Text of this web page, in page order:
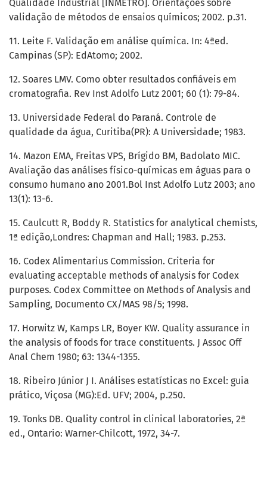
Qualidade Industrial [INMETRO]. Orientações sobre
validação de métodos de ensaios químicos; 2002. p.31.
11. Leite F. Validação em análise química. In: 4ªed.
Campinas (SP): EdAtomo; 2002.
12. Soares LMV. Como obter resultados confiáveis em
cromatografia. Rev Inst Adolfo Lutz 2001; 60 (1): 79-84.
13. Universidade Federal do Paraná. Controle de
qualidade da água, Curitiba(PR): A Universidade; 1983.
14. Mazon EMA, Freitas VPS, Brígido BM, Badolato MIC.
Avaliação das análises físico-químicas em águas para o
consumo humano ano 2001.Bol Inst Adolfo Lutz 2003; ano
13(1): 13-6.
15. Caulcutt R, Boddy R. Statistics for analytical chemists,
1ª edição,Londres: Chapman and Hall; 1983. p.253.
16. Codex Alimentarius Commission. Criteria for
evaluating acceptable methods of analysis for Codex
purposes. Codex Committee on Methods of Analysis and
Sampling, Documento CX/MAS 98/5; 1998.
17. Horwitz W, Kamps LR, Boyer KW. Quality assurance in
the analysis of foods for trace constituents. J Assoc Off
Anal Chem 1980; 63: 1344-1355.
18. Ribeiro Júnior J I. Análises estatísticas no Excel: guia
prático, Viçosa (MG):Ed. UFV; 2004, p.250.
19. Tonks DB. Quality control in clinical laboratories, 2ª
ed., Ontario: Warner-Chilcott, 1972, 34-7.